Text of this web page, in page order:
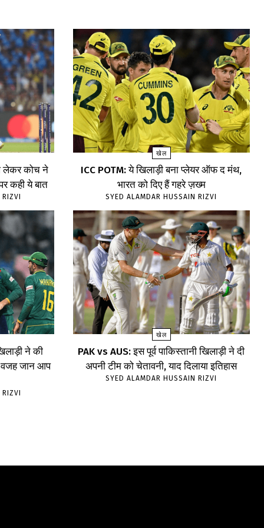
लेकर कोच ने
कही ये बात
खेल
ICC POTM: ये खिलाड़ी बना प्लेयर ऑफ द मंथ,
भारत को दिए हैं गहरे ज़ख्म
SYED ALAMDAR HUSSAIN RIZVI
ने की
वजह जान आप
खेल
PAK vs AUS: इस पूर्व पाकिस्तानी खिलाड़ी ने दी
अपनी टीम को चेतावनी, याद दिलाया इतिहास
SYED ALAMDAR HUSSAIN RIZVI